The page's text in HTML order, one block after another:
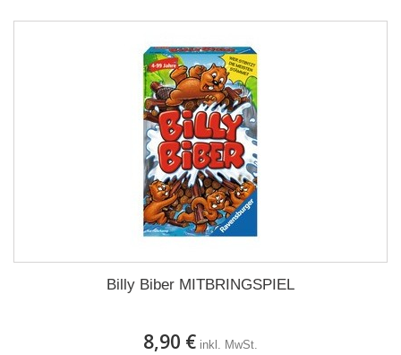
Billy Biber MITBRINGSPIEL
8,90 € inkl. MwSt.